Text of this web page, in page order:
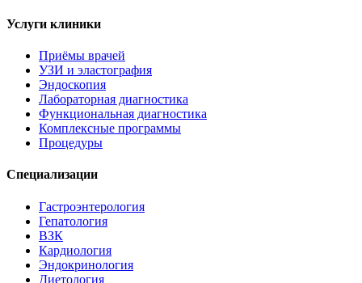
Услуги клиники
Приёмы врачей
УЗИ и эластография
Эндоскопия
Лабораторная диагностика
Функциональная диагностика
Комплексные программы
Процедуры
Специализации
Гастроэнтерология
Гепатология
ВЗК
Кардиология
Эндокринология
Диетология